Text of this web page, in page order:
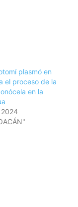
plasmó en
el proceso de la
en la